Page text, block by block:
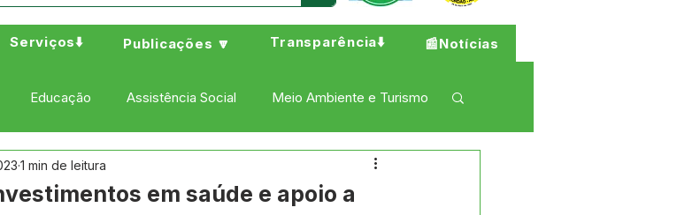
Serviços⬇️ Publicações 🔽 Transparência⬇️ 📰Notícias
Educação Assistência Social Meio Ambiente e Turismo
Administração e Finanças Campanhas
em saúde e apoio a
1 min de leitura